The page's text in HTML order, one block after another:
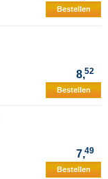
Bestellen
8,52
Bestellen
7,49
Bestellen